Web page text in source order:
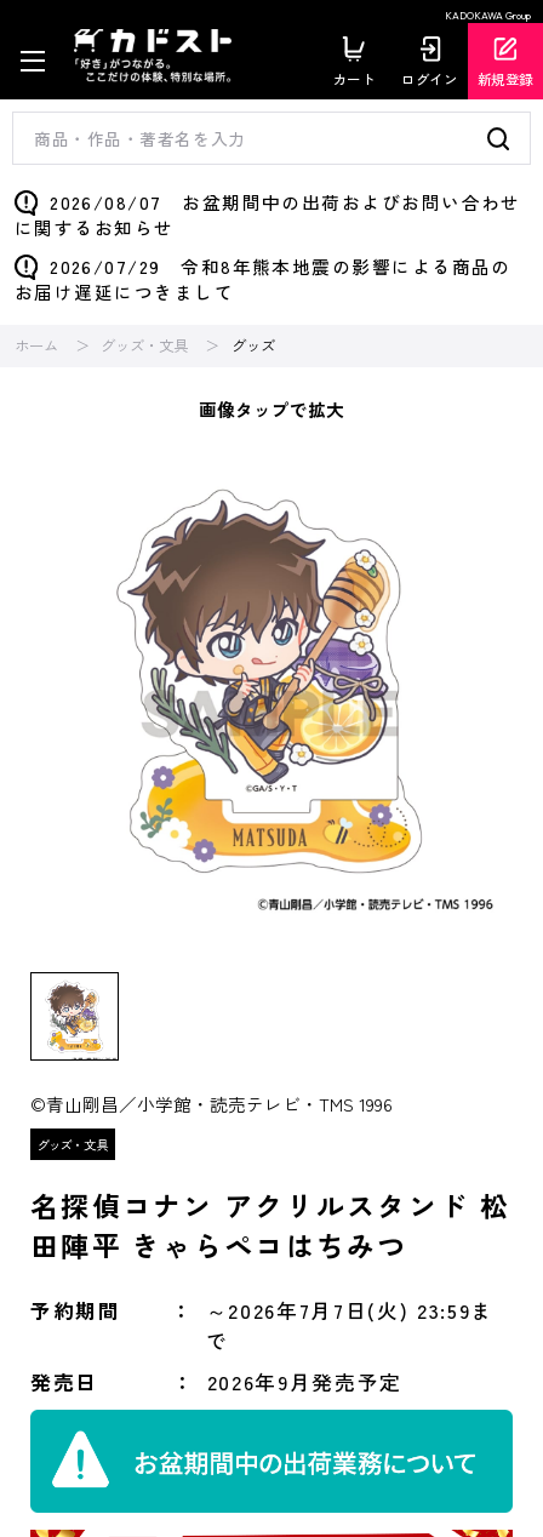
KADOKAWA Group
カート ログイン 新規登録
2026/08/07 お盆期間中の出荷およびお問い合わせ
に関するお知らせ
2026/07/29 令和8年熊本地震の影響による商品の
お届け遅延につきまして
ホーム グッズ・文具 グッズ
画像タップで拡大
©青山剛昌／小学館・読売テレビ・TMS 1996
名探偵コナン アクリルスタンド 松
田陣平 きゃらペコはちみつ
予約期間
～2026年7月7日(火) 23:59ま
で
発売日
2026年9月発売予定